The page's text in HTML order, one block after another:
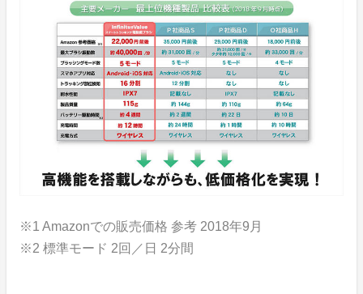
※1 Amazonでの販売価格 参考 2018年9月
※2 標準モード 2回／日 2分間